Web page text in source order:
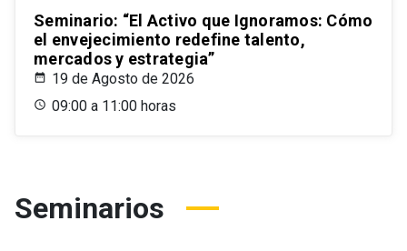
Seminario: “El Activo que Ignoramos: Cómo
el envejecimiento redefine talento,
mercados y estrategia”
19 de Agosto de 2026
09:00 a 11:00 horas
Seminarios